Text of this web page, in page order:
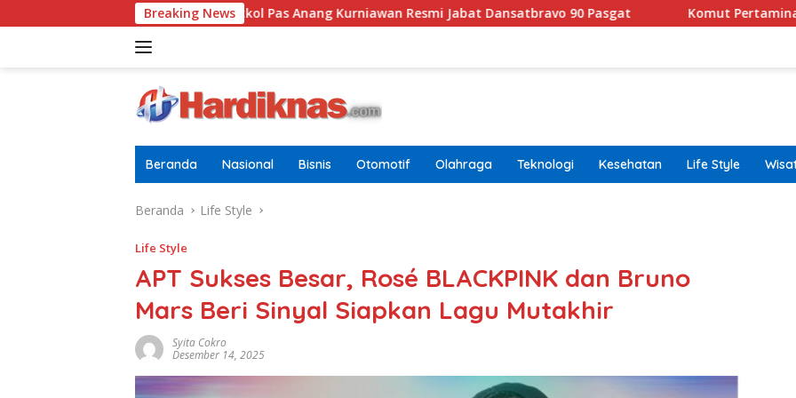
ke
Breaking News
Letkol Pas Anang Kurniawan Resmi Jabat Dansatbravo 90 Pasgat Komut Pertamina Tegaskan Tak
Beranda Nasional Bisnis Otomotif Olahraga Teknologi Kesehatan Life Style
Beranda Life Style
Life Style
APT Sukses Besar, Rosé BLACKPINK dan Bruno
Mars Beri Sinyal Siapkan Lagu Mutakhir
Syita Cokro
Desember 14, 2025